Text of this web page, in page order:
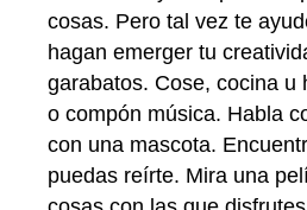
cosas. Pero tal vez te
hagan emerger tu
garabatos. Cose, cocina u
o compón música. Habla
con una mascota.
puedas reírte. Mira una